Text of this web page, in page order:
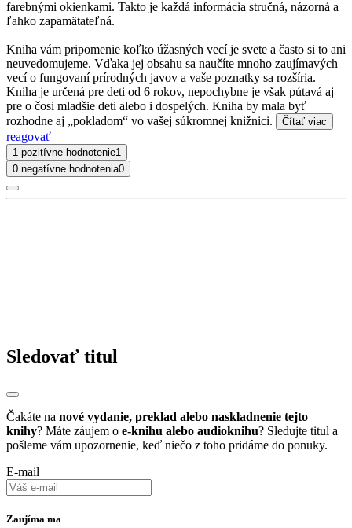
farebnými okienkami. Takto je každá informácia stručná, názorná a
ľahko zapamätateľná.
Kniha vám pripomenie koľko úžasných vecí je svete a často si to ani
neuvedomujeme. Vďaka jej obsahu sa naučíte mnoho zaujímavých
vecí o fungovaní prírodných javov a vaše poznatky sa rozšíria.
Kniha je určená pre deti od 6 rokov, nepochybne je však pútavá aj
pre o čosi mladšie deti alebo i dospelých. Kniha by mala byť
rozhodne aj „pokladom“ vo vašej súkromnej knižnici.
Čítať viac
reagovať
1 pozitívne hodnotenie1
0 negatívne hodnotenia0
Sledovať titul
Čakáte na nové vydanie, preklad alebo naskladnenie tejto
knihy? Máte záujem o e-knihu alebo audioknihu? Sledujte titul a
pošleme vám upozornenie, keď niečo z toho pridáme do ponuky.
E-mail
Zaujíma ma